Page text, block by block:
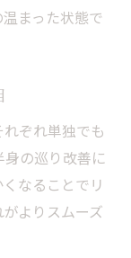
指す方法
ケア術
まった状態で
ぞれ単独でも
の巡り改善に
なることでリ
よりスムーズ